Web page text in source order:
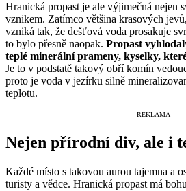
Hranická propast je ale výjimečná nejen
vznikem. Zatímco většina krasových
vzniká tak, že dešťová voda prosakuje
to bylo přesně naopak. Propast
teplé minerální prameny, kyselky,
Je to v podstatě takový obří komín
proto je voda v jezírku silně
teplotu.
Nejen přírodní div, ale i
Každé místo s takovou aurou tajemna a
turisty a vědce. Hranická propast má